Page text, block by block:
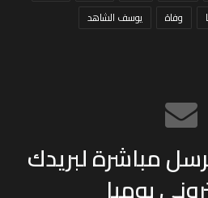
وفاة يوسف الشاهد
مباشرة لبريدك